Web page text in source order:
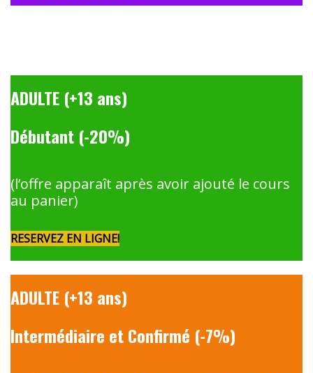
ADULTE (+13 ans)
Débutant (-20%)
(l’offre apparaît après avoir ajouté le cours
au panier)
RESERVEZ EN LIGNE!
ADULTE (+13 ans)
Intermédiaire et Confirmé (-7%)